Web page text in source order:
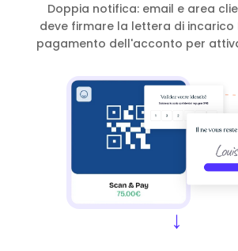
Doppia notifica: email e area
deve firmare la lettera di incarico
pagamento dell'acconto per